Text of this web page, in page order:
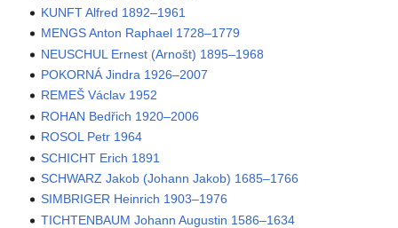
KUNFT Alfred 1892–1961
MENGS Anton Raphael 1728–1779
NEUSCHUL Ernest (Arnošt) 1895–1968
POKORNÁ Jindra 1926–2007
REMEŠ Václav 1952
ROHAN Bedřich 1920–2006
ROSOL Petr 1964
SCHICHT Erich 1891
SCHWARZ Jakob (Johann Jakob) 1685–1766
SIMBRIGER Heinrich 1903–1976
TICHTENBAUM Johann Augustin 1586–1634